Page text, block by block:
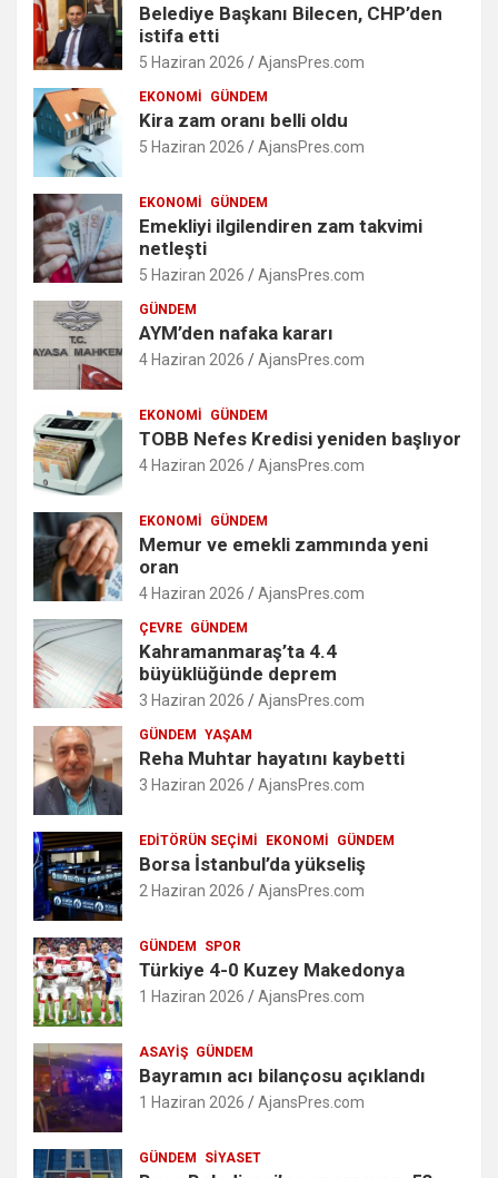
Belediye Başkanı Bilecen, CHP’den
istifa etti
5 Haziran 2026 AjansPres.com
EKONOMI GÜNDEM
Kira zam oranı belli oldu
5 Haziran 2026 AjansPres.com
EKONOMI GÜNDEM
Emekliyi ilgilendiren zam takvimi
netleşti
5 Haziran 2026 AjansPres.com
GÜNDEM
AYM’den nafaka kararı
4 Haziran 2026 AjansPres.com
EKONOMI GÜNDEM
TOBB Nefes Kredisi yeniden başlıyor
4 Haziran 2026 AjansPres.com
EKONOMI GÜNDEM
Memur ve emekli zammında yeni
oran
4 Haziran 2026 AjansPres.com
ÇEVRE GÜNDEM
Kahramanmaraş’ta 4.4
büyüklüğünde deprem
3 Haziran 2026 AjansPres.com
GÜNDEM YAŞAM
Reha Muhtar hayatını kaybetti
3 Haziran 2026 AjansPres.com
EDITÖRÜN SEÇIMI EKONOMI GÜNDEM
Borsa İstanbul’da yükseliş
2 Haziran 2026 AjansPres.com
GÜNDEM SPOR
Türkiye 4-0 Kuzey Makedonya
1 Haziran 2026 AjansPres.com
ASAYIŞ GÜNDEM
Bayramın acı bilançosu açıklandı
1 Haziran 2026 AjansPres.com
GÜNDEM SIYASET